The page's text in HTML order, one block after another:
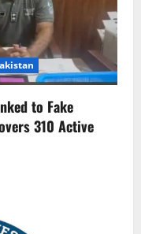
to Fake
310 Active